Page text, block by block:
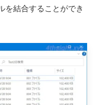
を結合することができ